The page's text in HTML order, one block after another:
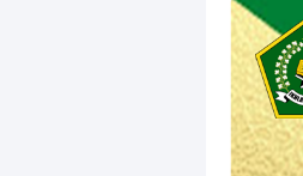
Kisi-
POS